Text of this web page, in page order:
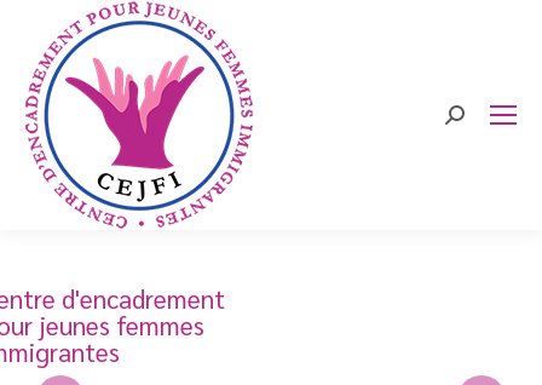
Search:
d'encadrement
jeunes femmes